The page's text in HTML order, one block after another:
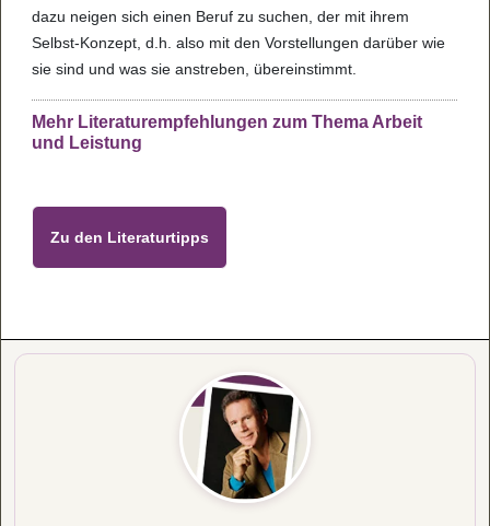
dazu nei­gen sich einen Beruf zu suchen, der mit ihrem
Selbst-Kon­zept, d.h. also mit den Vor­stel­lun­gen dar­über wie
sie sind und was sie anstre­ben, über­ein­stimmt.
Mehr Lite­ra­tur­emp­feh­lun­gen zum Thema Arbeit
und Leis­tung
Zu den Lite­ra­tur­tipps